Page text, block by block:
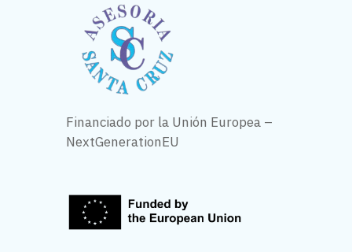
Financiado por la Unión Europea –
NextGenerationEU